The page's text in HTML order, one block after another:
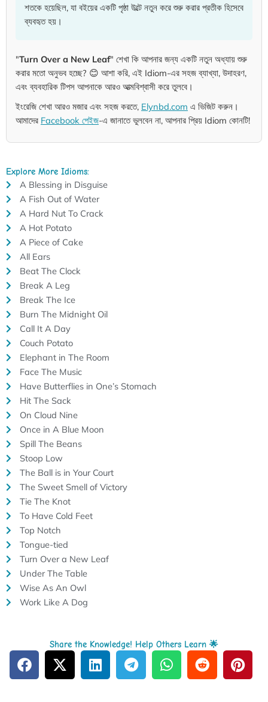
শতকে হয়েছিল, যা বইয়ের একটি পৃষ্ঠা উল্টে নতুন করে শুরু করার প্রতীক হিসেবে
ব্যবহৃত হয়।
"Turn Over a New Leaf" শেখা কি আপনার জন্য একটি নতুন অধ্যায় শুরু
করার মতো অনুভব হচ্ছে? 😊 আশা করি, এই Idiom-এর সহজ ব্যাখ্যা, উদাহরণ,
এবং ব্যবহারিক টিপস আপনাকে আরও আত্মবিশ্বাসী করে তুলবে।
ইংরেজি শেখা আরও মজার এবং সহজ করতে, Elynbd.com এ ভিজিট করুন।
আমাদের Facebook পেইজ-এ জানাতে ভুলবেন না, আপনার প্রিয় Idiom কোনটি!
Explore More Idioms:
A Blessing in Disguise
A Fish Out of Water
A Hard Nut To Crack
A Hot Potato
A Piece of Cake
All Ears
Beat The Clock
Break A Leg
Break The Ice
Burn The Midnight Oil
Call It A Day
Couch Potato
Elephant in The Room
Face The Music
Have Butterflies in One’s Stomach
Hit The Sack
On Cloud Nine
Once in A Blue Moon
Spill The Beans
Stoop Low
The Ball is in Your Court
The Sweet Smell of Victory
Tie The Knot
To Have Cold Feet
Top Notch
Tongue-tied
Turn Over a New Leaf
Under The Table
Wise As An Owl
Work Like A Dog
Share the Knowledge! Help Others Learn 🌟